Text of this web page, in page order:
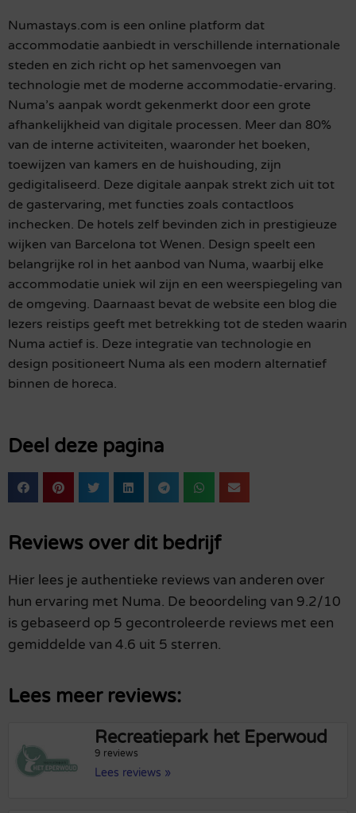
Numastays.com is een online platform dat
accommodatie aanbiedt in verschillende internationale
steden en zich richt op het samenvoegen van
technologie met de moderne accommodatie-ervaring.
Numa’s aanpak wordt gekenmerkt door een grote
afhankelijkheid van digitale processen. Meer dan 80%
van de interne activiteiten, waaronder het boeken,
toewijzen van kamers en de huishouding, zijn
gedigitaliseerd. Deze digitale aanpak strekt zich uit tot
de gastervaring, met functies zoals contactloos
inchecken. De hotels zelf bevinden zich in prestigieuze
wijken van Barcelona tot Wenen. Design speelt een
belangrijke rol in het aanbod van Numa, waarbij elke
accommodatie uniek wil zijn en een weerspiegeling van
de omgeving. Daarnaast bevat de website een blog die
lezers reistips geeft met betrekking tot de steden waarin
Numa actief is. Deze integratie van technologie en
design positioneert Numa als een modern alternatief
binnen de horeca.
Deel deze pagina
Reviews over dit bedrijf
Hier lees je authentieke reviews van anderen over
hun ervaring met Numa. De beoordeling van 9.2/10
is gebaseerd op 5 gecontroleerde reviews met een
gemiddelde van 4.6 uit 5 sterren.
Lees meer reviews:
Recreatiepark het Eperwoud
9 reviews
Lees reviews »